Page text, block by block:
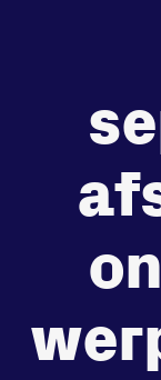
zet
Running